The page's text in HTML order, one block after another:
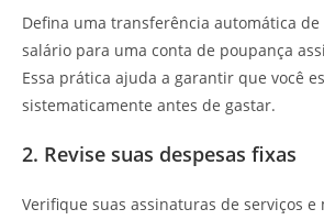
Defina uma transferência automática
salário para uma conta de poupança
Essa prática ajuda a garantir que você
sistematicamente antes de gastar.
2. Revise suas despesas fixas
Verifique suas assinaturas de serviços e